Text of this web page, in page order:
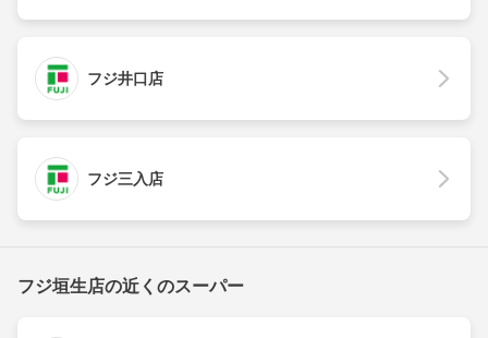
フジ井口店
フジ三入店
フジ垣生店の近くのスーパー